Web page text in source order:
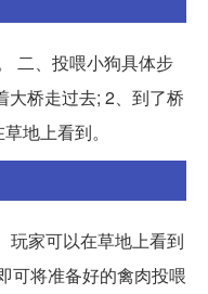
二、投喂小狗具体步
大桥走过去; 2、到了桥
地上看到。
玩家可以在草地上看到
可将准备好的禽肉投喂